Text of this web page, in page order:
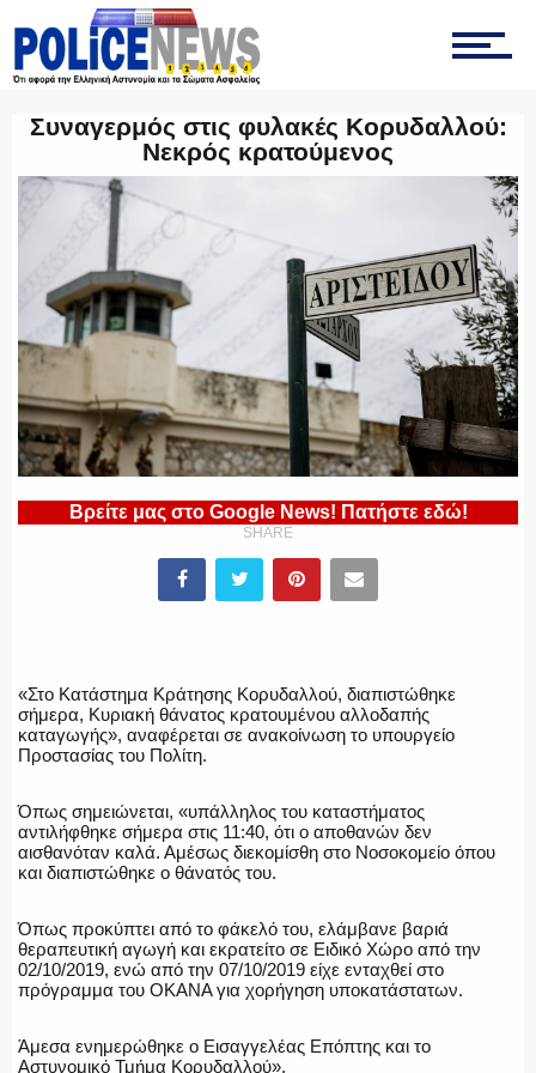
ΤΡΟΧΑΙΑ
ΟΠΚΕ
ΟΜΑΔΑ “Ζ”
ΕΚΑΜ
Συναγερμός στις φυλακές Κορυδαλλού:
Νεκρός κρατούμενος
Βρείτε μας στο Google News! Πατήστε εδώ!
SHARE
«Στο Κατάστημα Κράτησης Κορυδαλλού, διαπιστώθηκε
σήμερα, Κυριακή θάνατος κρατουμένου αλλοδαπής
καταγωγής», αναφέρεται σε ανακοίνωση το υπουργείο
Προστασίας του Πολίτη.
Όπως σημειώνεται, «υπάλληλος του καταστήματος
αντιλήφθηκε σήμερα στις 11:40, ότι ο αποθανών δεν
αισθανόταν καλά. Αμέσως διεκομίσθη στο Νοσοκομείο όπου
και διαπιστώθηκε ο θάνατός του.
Όπως προκύπτει από το φάκελό του, ελάμβανε βαριά
θεραπευτική αγωγή και εκρατείτο σε Ειδικό Χώρο από την
02/10/2019, ενώ από την 07/10/2019 είχε ενταχθεί στο
πρόγραμμα του ΟΚΑΝΑ για χορήγηση υποκατάστατων.
Άμεσα ενημερώθηκε ο Εισαγγελέας Επόπτης και το
Αστυνομικό Τμήμα Κορυδαλλού».